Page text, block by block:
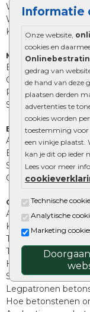
Informatie
Onze website,
cookies en
gedrag van
de hand van deze
plaatsen derden
advertenties te
cookies worden
toestemming voor
een vinkje plaatst.
kan je dit op ieder
Lees voor meer
Technische
Analytische
Marketing
Waalformaat
Wildverband
Kingstones
Muurelementen
Betonbielzen
Opsluitbanden
Palissades
Stapelblokken
Extra
Afwatering en
Beplantings en
Split, grind en zand
Oprit tegels
Overig
Aanbiedingen
Kunstgras
Tuintegels outlet
Terrastegels leggen
Hoe richt ik een
Sierbestrating
Legpatronen
Hoe betonstenen